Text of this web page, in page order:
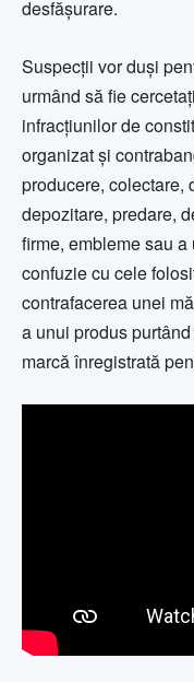
desfășurare.
Suspecții vor duși
urmând să fie
infracțiunilor de
organizat și
producere, colectare,
depozitare, predare,
firme, embleme sau
confuzie cu cele
contrafacerea unei
a unui produs
marcă înregistrată